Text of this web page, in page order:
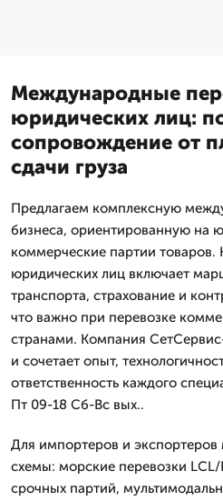
Международные
юридических лиц:
сопровождение от
сдачи груза
Предлагаем комплексную
бизнеса, ориентированную на
коммерческие партии товаров.
юридических лиц включает
транспорта, страхование и
что важно при перевозке
странами. Компания
и сочетает опыт,
ответственность каждого
Пт 09-18 Сб-Вс вых..
Для импортеров и
схемы: морские перевозки LCL/
срочных партий,